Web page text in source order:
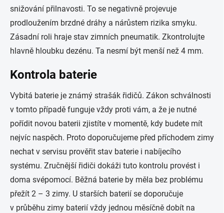
snižování přilnavosti. To se negativně projevuje
prodloužením brzdné dráhy a nárůstem rizika smyku.
Zásadní roli hraje stav zimních pneumatik. Zkontrolujte
hlavně hloubku dezénu. Ta nesmí být menší než 4 mm.
Kontrola baterie
Vybitá baterie je známý strašák řidičů. Zákon schválnosti
v tomto případě funguje vždy proti vám, a že je nutné
pořídit novou baterii zjistíte v momentě, kdy budete mít
nejvíc naspěch. Proto doporučujeme před příchodem zimy
nechat v servisu prověřit stav baterie i nabíjecího
systému. Zručnější řidiči dokáži tuto kontrolu provést i
doma svépomocí. Běžná baterie by měla bez problému
přežít 2 – 3 zimy. U starších baterií se doporučuje
v průběhu zimy baterií vždy jednou měsíčně dobít na